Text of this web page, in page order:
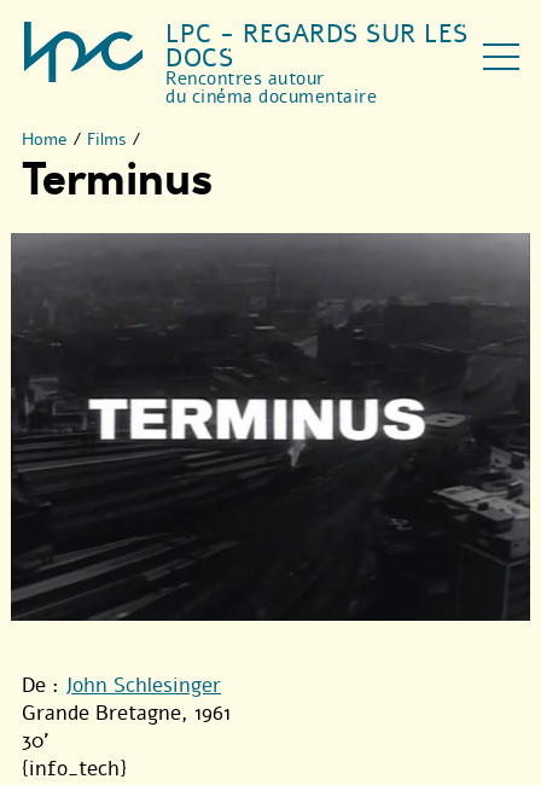
LPC - REGARDS SUR LES
DOCS
Rencontres autour
du cinéma documentaire
Home / Films /
Terminus
De : John Schlesinger
Grande Bretagne, 1961
30'
{info_tech}